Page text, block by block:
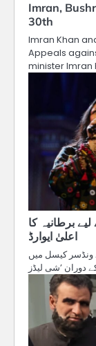
Imran,
30th
Imran Khan
Appeals
minister Imran
برطانیہ کا
اعلیٰ ایوارڈ
ونڈسر کیسل میں